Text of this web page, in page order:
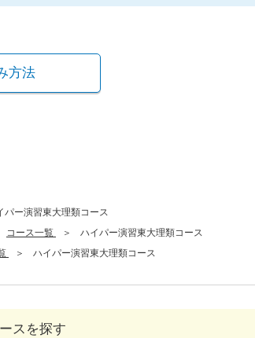
方法
パー演習東大理類コース
コース一覧
ハイパー演習東大理類コース
ハイパー演習東大理類コース
スを探す